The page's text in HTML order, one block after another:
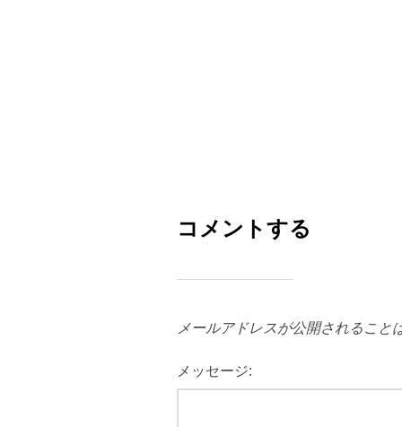
コメントする
メールアドレスが公開されること
メッセージ: